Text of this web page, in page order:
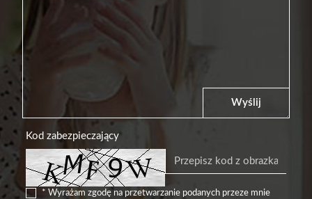
Wyślij
Kod zabezpieczający
* Wyrażam zgodę na przetwarzanie podanych przeze mnie